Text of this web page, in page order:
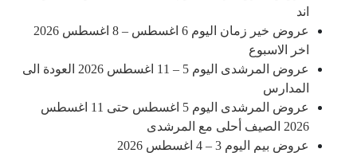
اند
عروض خير زمان اليوم 6 اغسطس – 8 اغسطس 2026
اخر الاسبوع
عروض المرشدى اليوم 5 – 11 اغسطس 2026 العودة الى
المدارس
عروض المرشدى اليوم 5 اغسطس حتى 11 اغسطس
2026 الصيف أحلى مع المرشدى
عروض بيم اليوم 3 – 4 اغسطس 2026